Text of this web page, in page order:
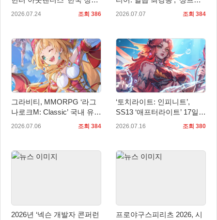
출시 확정… 사전예약 시작
2026.07.24 조회 386
의 날’ 기념 특별 방송서 신
2026.07.07 조회 384
그라비티, MMORPG ‘라그
나로크M: Classic’ 국내 유저
간담회 ‘Fun & Fan Day’ 개
2026.07.06 조회 384
‘토치라이트: 인피니트’,
SS13 ‘애프터라이트’ 17일
업데이트
2026.07.16 조회 380
2026년 ‘넥슨 개발자 콘퍼런
프로야구스피리츠 2026, 시